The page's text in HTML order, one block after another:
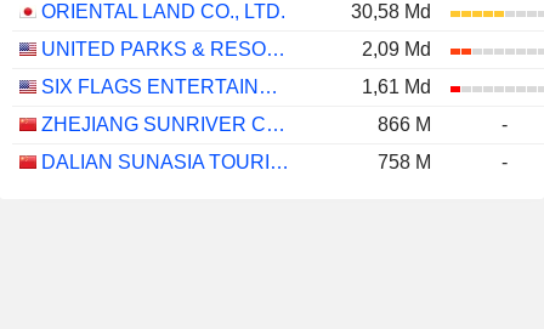
ORIENTAL LAND CO., LTD.
30,58 Md
UNITED PARKS & RESORTS INC.
2,09 Md
SIX FLAGS ENTERTAINMENT CORPORATION
1,61 Md
ZHEJIANG SUNRIVER CULTURE TOURISM CO.,LTD.
866 M
-
DALIAN SUNASIA TOURISM HOLDING CO.,LTD
758 M -